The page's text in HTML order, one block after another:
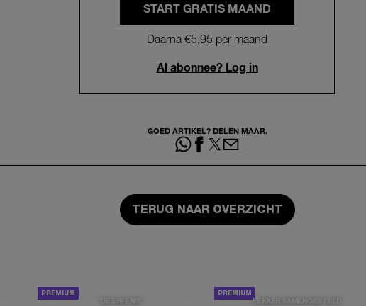
START GRATIS MAAND
Daarna €5,95 per maand
Al abonnee? Log in
GOED ARTIKEL? DELEN MAAR.
TERUG NAAR OVERZICHT
DE ERFENIS LEKKER SAMENGESTELD